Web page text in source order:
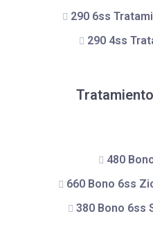
290 6ss
290 4ss
480
660 Bono 6ss
380 Bono 6ss